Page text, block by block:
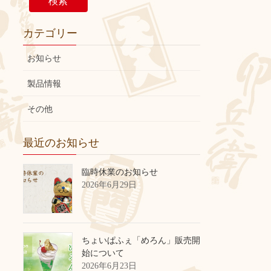
カテゴリー
お知らせ
製品情報
その他
最近のお知らせ
臨時休業のお知らせ
2026年6月29日
ちょいぱふぇ「めろん」販売開
始について
2026年6月23日